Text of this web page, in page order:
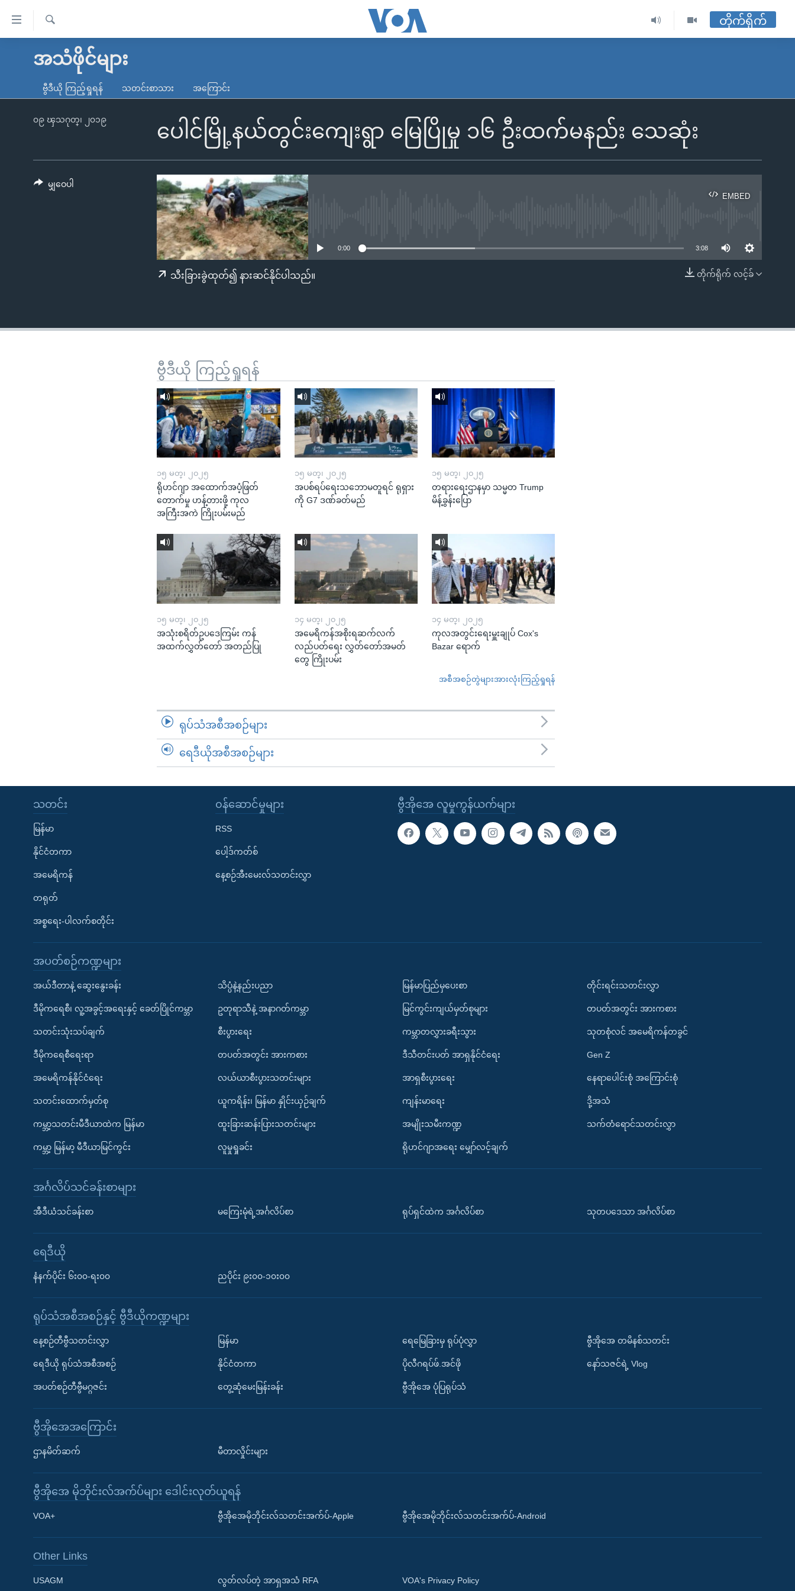
လွယ်ကူ
သည့်
ကျော်
မူလစာမျက်နှာ
ကမ္ဘာ့သတင်းများ
နိုင်ငံတကာ
တရုတ်
အစ္စရေး-ပါလက်စတိုင်း
ရပ်ဝန်းတခု လမ်းတခု အလွန်
အင်္ဂလိပ်စာလေ့လာမယ်
Learning English
ရ
တိုက်ရိုက်
အသံဖိုင်များ
ဗွီဒီယို ကြည့်ရှုရန် သတင်းစာသား အကြောင်း
ပေါင်မြို့နယ်တွင်းကျေးရွာ မြေပြိုမှု ၁၆ ဦးထက်မနည်း သေဆုံး
၀၉ ၾသဂုတ္၊ ၂၀၁၉
EMBED
EMBED
0:00 3:08
တိုက်ရိုက် လင့်ခ်
သီးခြားခွဲထုတ်၍ နားဆင်နိုင်ပါသည်။
မျှဝေပါ
ဗွီဒီယို ကြည့်ရှုရန်
၁၅ မတ္၊ ၂၀၂၅
ရိုဟင်ဂျာ အထောက်အပံ့ဖြတ်
တောက်မှု ဟန့်တားဖို့ ကုလ
အကြီးအကဲ ကြိုးပမ်းမည်
၁၅ မတ္၊ ၂၀၂၅
အပစ်ရပ်ရေးသဘောမတူရင် ရုရှား
ကို G7 ဒဏ်ခတ်မည်
၁၅ မတ္၊ ၂၀၂၅
တရားရေးဌာနမှာ သမ္မတ Trump
မိန့်ခွန်းပြော
၁၅ မတ္၊ ၂၀၂၅
အသုံးစရိတ်ဥပဒေကြမ်း ကန်
အထက်လွှတ်တော် အတည်ပြု
၁၄ မတ္၊ ၂၀၂၅
အမေရိကန်အစိုးရဆက်လက်
လည်ပတ်ရေး လွှတ်တော်အမတ်
တွေ ကြိုးပမ်း
၁၄ မတ္၊ ၂၀၂၅
ကုလအတွင်းရေးမှူးချုပ် Cox's
Bazar ရောက်
အစီအစဉ်တွဲများအားလုံးကြည့်ရှုရန်
ရုပ်သံအစီအစဉ်များ
ရေဒီယိုအစီအစဉ်များ
ဗွီအိုအေ လူမှုကွန်ယက်များ
သတင်း
မြန်မာ
နိုင်ငံတကာ
အမေရိကန်
တရုတ်
အစ္စရေး-ပါလက်စတိုင်း
၀န်ဆောင်မှုများ
RSS
ပေါ့ဒ်ကတ်စ်
နေ့စဉ်အီးမေးလ်သတင်းလွှာ
အပတ်စဉ်ကဏ္ဍများ
အယ်ဒီတာနဲ့ ဆွေးနွေးခန်း
ဒီမိုကရေစီ၊ လူ့အခွင့်အရေးနှင့် ခေတ်ပြိုင်ကမ္ဘာ
သတင်းသုံးသပ်ချက်
ဒီမိုကရေစီရေးရာ
အမေရိကန်နိုင်ငံရေး
သတင်းထောက်မှတ်စု
ကမ္ဘာ့သတင်းမီဒီယာထဲက မြန်မာ
ကမ္ဘာ့ မြန်မာ့ မီဒီယာမြင်ကွင်း
သိပ္ပံနဲ့နည်းပညာ
ဥတုရာသီနဲ့ အနာဂတ်ကမ္ဘာ
စီးပွားရေး
တပတ်အတွင်း အားကစား
လယ်ယာစီးပွားသတင်းများ
ယူကရိန်း၊ မြန်မာ နှိုင်းယှဉ်ချက်
ထူးခြားဆန်းပြားသတင်းများ
လူမှုရှုခင်း
မြန်မာပြည်မှပေးစာ
မြင်ကွင်းကျယ်မှတ်စုများ
ကမ္ဘာတလွှားခရီးသွား
ဒီသီတင်းပတ် အာရှနိုင်ငံရေး
အာရှစီးပွားရေး
ကျန်းမာရေး
အမျိုးသမီးကဏ္ဍ
ရိုဟင်ဂျာအရေး မျှော်လင့်ချက်
တိုင်းရင်းသတင်းလွှာ
တပတ်အတွင်း အားကစား
သုတစုံလင် အမေရိကန်တခွင်
Gen Z
နေရာပေါင်းစုံ အကြောင်းစုံ
ဒို့အသံ
သက်တံရောင်သတင်းလွှာ
အင်္ဂလိပ်သင်ခန်းစာများ
အီဒီယံသင်ခန်းစာ မကြေးမုံရဲ့အင်္ဂလိပ်စာ ရုပ်ရှင်ထဲက အင်္ဂလိပ်စာ သုတပဒေသာ အင်္ဂလိပ်စာ
ရေဒီယို
နံနက်ပိုင်း ၆း၀၀-ရး၀၀ ညပိုင်း ၉း၀၀-၁၀း၀၀
ရုပ်သံအစီအစဉ်နှင့် ဗွီဒီယိုကဏ္ဍများ
နေ့စဉ်တီဗွီသတင်းလွှာ
ရေဒီယို ရုပ်သံအစီအစဉ်
အပတ်စဉ်တီဗွီမဂ္ဂဇင်း
မြန်မာ
နိုင်ငံတကာ
တွေ့ဆုံမေးမြန်းခန်း
ရေမြေခြားမှ ရုပ်ပုံလွှာ
ပိုလီဂရပ်ဖ်.အင်ဖို
ဗွီအိုအေ ပုံပြရုပ်သံ
ဗွီအိုအေ တမိနစ်သတင်း
နော်သဇင်ရဲ့ Vlog
ဗွီအိုအေအကြောင်း
ဌာနမိတ်ဆက် မီတာလှိုင်းများ
ဗွီအိုအေ မိုဘိုင်းလ်အက်ပ်များ ဒေါင်းလုတ်ယူရန်
VOA+ ဗွီအိုအေမိုဘိုင်းလ်သတင်းအက်ပ်-Apple ဗွီအိုအေမိုဘိုင်းလ်သတင်းအက်ပ်-Android
Other Links
USAGM လွတ်လပ်တဲ့ အာရှအသံ RFA VOA's Privacy Policy